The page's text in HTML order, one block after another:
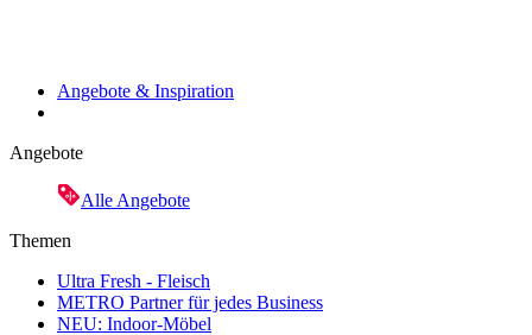
Angebote & Inspiration
Angebote
Alle Angebote
Themen
Ultra Fresh - Fleisch
METRO Partner für jedes Business
NEU: Indoor-Möbel